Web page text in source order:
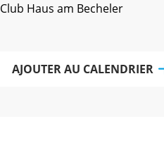
Club Haus am Becheler
AJOUTER AU CALENDRIER